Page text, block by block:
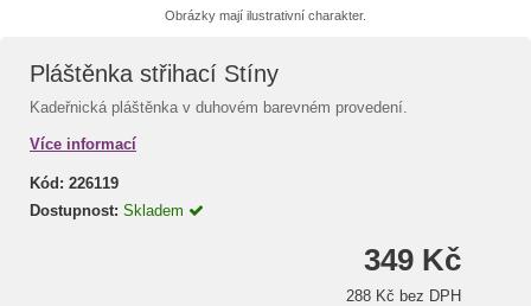
Obrázky mají ilustrativní charakter.
Pláštěnka střihací Stíny
Kadeřnická pláštěnka v duhovém barevném provedení.
Více informací
Kód: 226119
Dostupnost: Skladem
349 Kč
288 Kč bez DPH